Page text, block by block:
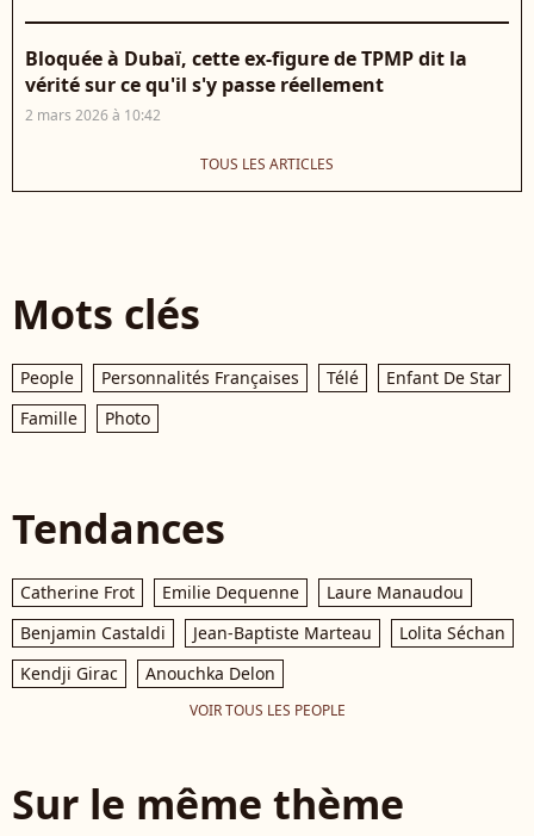
Bloquée à Dubaï, cette ex-figure de TPMP dit la
vérité sur ce qu'il s'y passe réellement
2 mars 2026 à 10:42
TOUS LES ARTICLES
Mots clés
People Personnalités Françaises Télé
Enfant De Star
Famille
Photo
Tendances
Catherine Frot Emilie Dequenne
Laure Manaudou
Benjamin Castaldi
Jean-Baptiste Marteau
Lolita Séchan
Kendji Girac
Anouchka Delon
VOIR TOUS LES PEOPLE
Sur le même thème